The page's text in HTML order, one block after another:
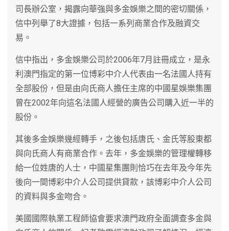
司長辦公室，揭露向華強與多金娛樂之間的密切關係，
信中列舉了8大證據，包括一系列商業合作及融資交
易。
信中指出，多金娛樂公司於2006年7月註冊成立，是永
利澳門指定的第一位博彩中介人代表由一名法國人持有
全部股份，但是由向氏商人擔任主席的中國星娛樂集團
曾在2002年向這名法國人經營的廣告公司購入近一半的
股份。
其後多金娛樂幾經轉手，之後包括唐氏、金氏等股東都
與向氏商人有商業合作。去年，多金娛樂的管理權轉移
給一位姓唐的人士，中國星集團則恰巧在去年及今年先
後向一間博彩中介人公司提供貸款，該博彩中介人公司
的資料與多金吻合。
美國國際執業工程師協會要求澳門政府全面調查多金與